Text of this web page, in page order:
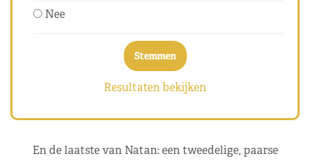
Nee
Resultaten bekijken
En de laatste van Natan: een tweedelige, paarse